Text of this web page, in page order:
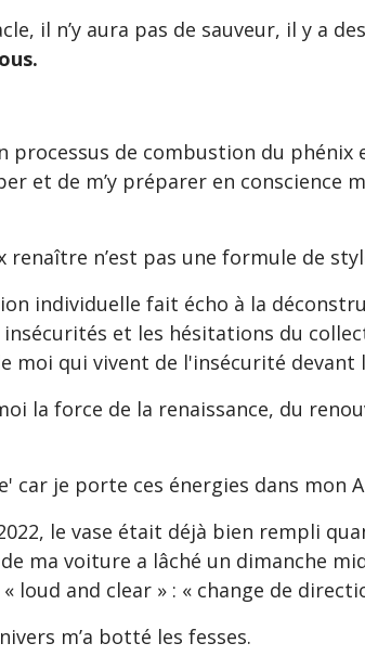
il n’y aura pas de sauveur, il y a
processus de combustion du
et de m’y préparer en
n’est pas une formule de
individuelle fait écho à la
insécurités et les hésitations du
moi qui vivent de l'insécurité devant
la force de la renaissance, du
car je porte ces énergies dans
le vase était déjà bien rempli
ma voiture a lâché un dimanche
loud and clear » : « change de
m’a botté les fesses.